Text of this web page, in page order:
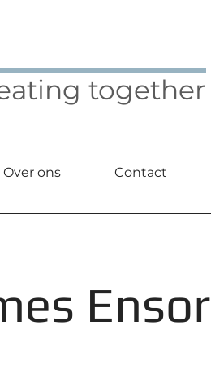
together
Over ons Contact
Ensor